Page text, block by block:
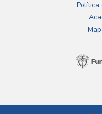
Política